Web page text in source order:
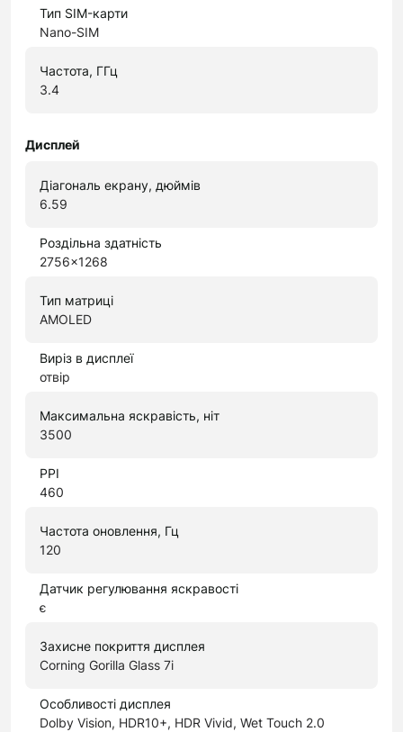
Тип SIM-карти
Nano-SIM
Частота, ГГц
3.4
Дисплей
Діагональ екрану, дюймів
6.59
Роздільна здатність
2756x1268
Тип матриці
AMOLED
Виріз в дисплеї
отвір
Максимальна яскравість, ніт
3500
PPI
460
Частота оновлення, Гц
120
Датчик регулювання яскравості
є
Захисне покриття дисплея
Corning Gorilla Glass 7i
Особливості дисплея
Dolby Vision, HDR10+, HDR Vivid, Wet Touch 2.0